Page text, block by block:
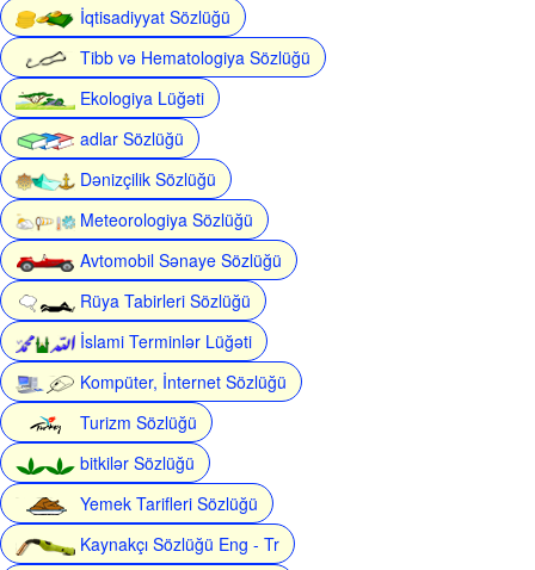
İqtisadiyyat Sözlüğü
Tibb və Hematologiya Sözlüğü
Ekologiya Lüğəti
adlar Sözlüğü
Dənizçilik Sözlüğü
Meteorologiya Sözlüğü
Avtomobil Sənaye Sözlüğü
Rüya Tabirleri Sözlüğü
İslami Terminlər Lüğəti
Kompüter, İnternet Sözlüğü
Turizm Sözlüğü
bitkilər Sözlüğü
Yemek Tarifleri Sözlüğü
Kaynakçı Sözlüğü Eng - Tr